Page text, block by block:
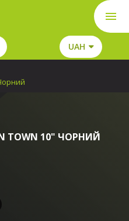
UAH
TOWN 10" ЧОРНИЙ